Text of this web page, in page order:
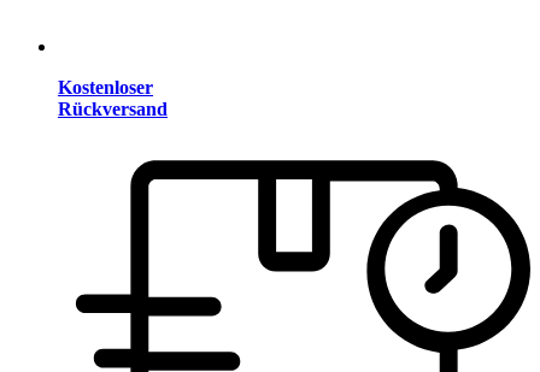
Kostenloser
Rückversand